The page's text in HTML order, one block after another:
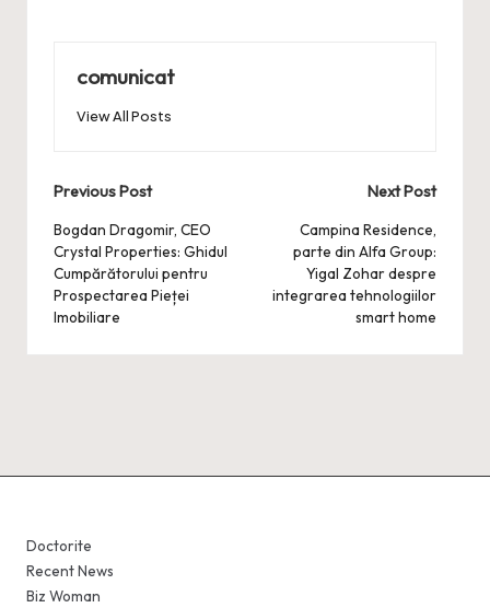
comunicat
View All Posts
Post
navigation
Previous Post
Bogdan Dragomir, CEO
Crystal Properties: Ghidul
Cumpărătorului pentru
Prospectarea Pieței
Imobiliare
Next Post
Campina Residence,
parte din Alfa Group:
Yigal Zohar despre
integrarea tehnologiilor
smart home
Doctorite
Recent News
Biz Woman